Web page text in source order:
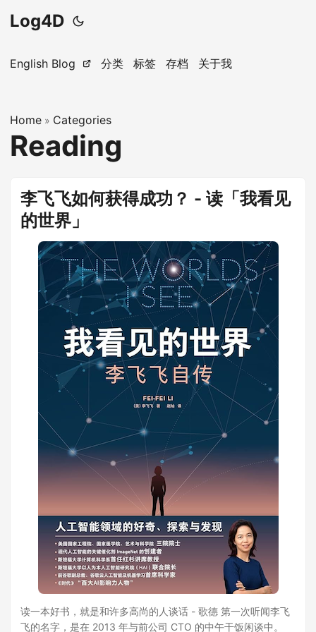
Log4D
English Blog 分类 标签 存档 关于我
Home » Categories
Reading
李飞飞如何获得成功？ - 读「我看见
的世界」
读一本好书，就是和许多高尚的人谈话 - 歌德 第一次听闻李飞
飞的名字，是在 2013 年与前公司 CTO 的中午干饭闲谈中。